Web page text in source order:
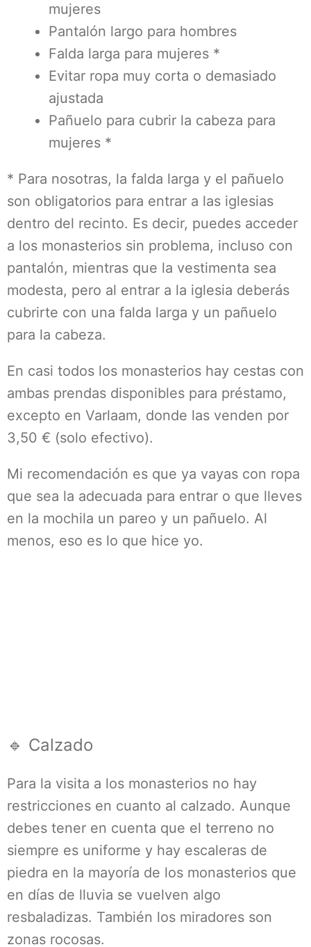
mujeres
Pantalón largo para hombres
Falda larga para mujeres *
Evitar ropa muy corta o demasiado
ajustada
Pañuelo para cubrir la cabeza para
mujeres *
* Para nosotras, la falda larga y el pañuelo
son obligatorios para entrar a las iglesias
dentro del recinto. Es decir, puedes acceder
a los monasterios sin problema, incluso con
pantalón, mientras que la vestimenta sea
modesta, pero al entrar a la iglesia deberás
cubrirte con una falda larga y un pañuelo
para la cabeza.
En casi todos los monasterios hay cestas con
ambas prendas disponibles para préstamo,
excepto en Varlaam, donde las venden por
3,50 € (solo efectivo).
Mi recomendación es que ya vayas con ropa
que sea la adecuada para entrar o que lleves
en la mochila un pareo y un pañuelo. Al
menos, eso es lo que hice yo.
🔹 Calzado
Para la visita a los monasterios no hay
restricciones en cuanto al calzado. Aunque
debes tener en cuenta que el terreno no
siempre es uniforme y hay escaleras de
piedra en la mayoría de los monasterios que
en días de lluvia se vuelven algo
resbaladizas. También los miradores son
zonas rocosas.